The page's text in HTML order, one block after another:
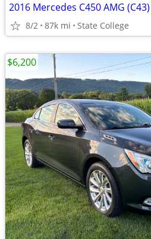
2016 Mercedes C450 AMG (C43)
8/2 87k mi State College
$6,200